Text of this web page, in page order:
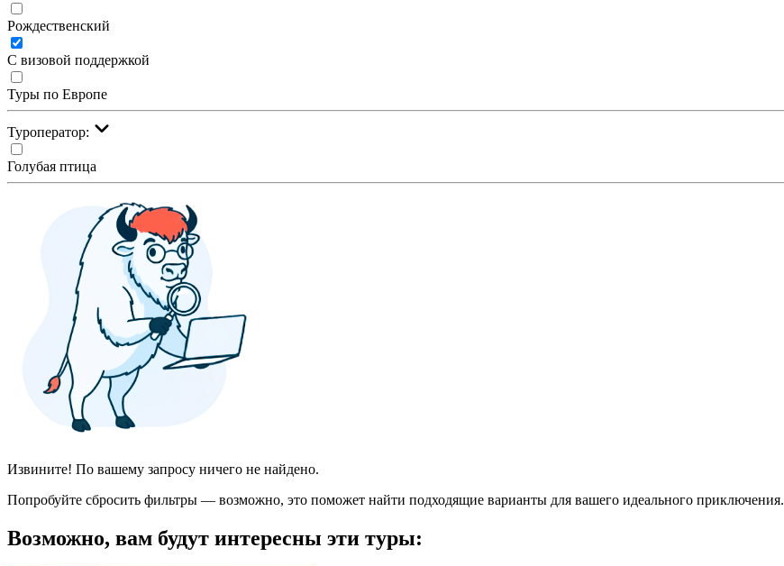
Рождественский
С визовой поддержкой
Туры по Европе
Туроператор:
Голубая птица
Извините! По вашему запросу ничего не найдено.
Попробуйте сбросить фильтры — возможно, это поможет найти подходящие варианты для вашего идеального приключения.
Возможно, вам будут интересны эти туры: